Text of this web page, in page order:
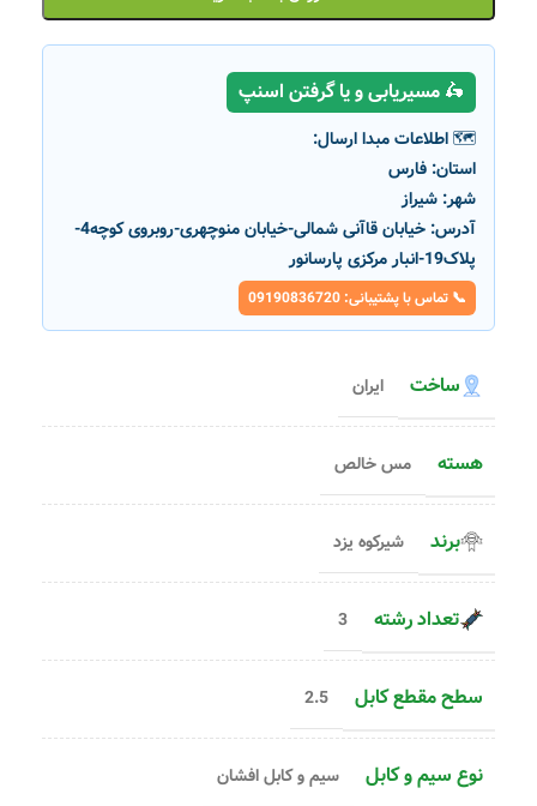
🛵 مسیریابی و یا گرفتن اسنپ
🗺️ اطلاعات مبدا ارسال:
استان: فارس
شهر: شیراز
آدرس:
خیابان قاآنی شمالی-خیابان منوچهری-روبروی کوچه4-
پلاک19-انبار مرکزی پارسانور
📞 تماس با پشتیبانی: 09190836720
ساخت ایران
هسته مس خالص
برند شیرکوه یزد
تعداد رشته 3
سطح مقطع کابل 2.5
نوع سیم و کابل سیم و کابل افشان